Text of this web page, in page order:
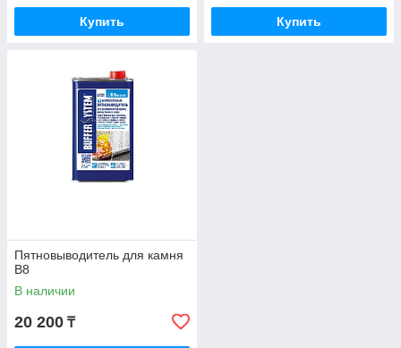
Купить Купить
Пятновыводитель для камня
B8
В наличии
20 200 ₸